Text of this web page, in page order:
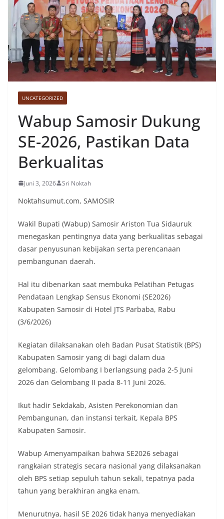
UNCATEGORIZED
Wabup Samosir Dukung
SE-2026, Pastikan Data
Berkualitas
Juni 3, 2026 Sri Noktah
Noktahsumut.com, SAMOSIR
Wakil Bupati (Wabup) Samosir Ariston Tua Sidauruk
menegaskan pentingnya data yang berkualitas sebagai
dasar penyusunan kebijakan serta perencanaan
pembangunan daerah.
Hal itu dibenarkan saat membuka Pelatihan Petugas
Pendataan Lengkap Sensus Ekonomi (SE2026)
Kabupaten Samosir di Hotel JTS Parbaba, Rabu
(3/6/2026)
Kegiatan dilaksanakan oleh Badan Pusat Statistik (BPS)
Kabupaten Samosir yang di bagi dalam dua
gelombang. Gelombang I berlangsung pada 2-5 Juni
2026 dan Gelombang II pada 8-11 Juni 2026.
Ikut hadir Sekdakab, Asisten Perekonomian dan
Pembangunan, dan instansi terkait, Kepala BPS
Kabupaten Samosir.
Wabup Amenyampaikan bahwa SE2026 sebagai
rangkaian strategis secara nasional yang dilaksanakan
oleh BPS setiap sepuluh tahun sekali, tepatnya pada
tahun yang berakhiran angka enam.
Menurutnya, hasil SE 2026 tidak hanya menyediakan